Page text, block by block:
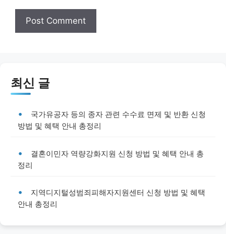
최신 글
국가유공자 등의 종자 관련 수수료 면제 및 반환 신청
방법 및 혜택 안내 총정리
결혼이민자 역량강화지원 신청 방법 및 혜택 안내 총
정리
지역디지털성범죄피해자지원센터 신청 방법 및 혜택
안내 총정리